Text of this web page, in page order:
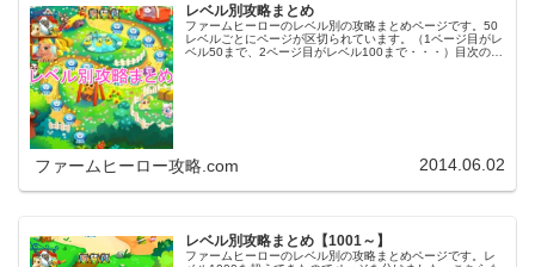
レベル別攻略まとめ
ファームヒーローのレベル別の攻略まとめページです。50
レベルごとにページが区切られています。（1ページ目がレ
ベル50まで、2ページ目がレベル100まで・・・）目次のリ
ファームヒーロー攻略.com 2014.06.02
レベル別攻略まとめ【1001～】
ファームヒーローのレベル別の攻略まとめページです。レ